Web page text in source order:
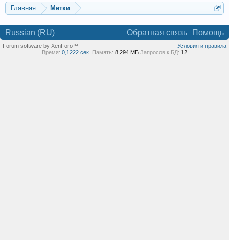
Главная Метки
Russian (RU) Обратная связь Помощь
Условия и правила
Forum software by XenForo™
Время: 0,1222 сек. Память: 8,294 МБ Запросов к БД: 12